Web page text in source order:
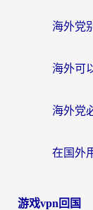
游戏vpn回国